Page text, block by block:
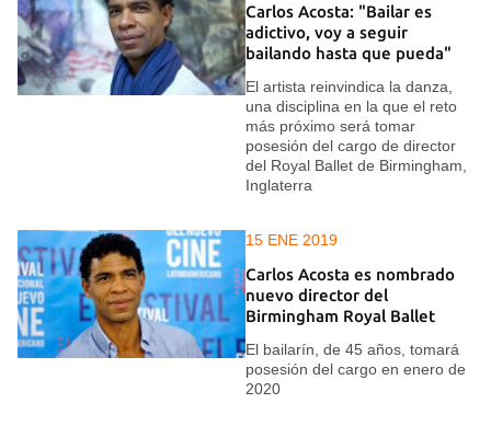
Carlos Acosta: "Bailar es
adictivo, voy a seguir
bailando hasta que pueda"
El artista reinvindica la danza,
una disciplina en la que el reto
más próximo será tomar
posesión del cargo de director
del Royal Ballet de Birmingham,
Inglaterra
15 ENE 2019
Carlos Acosta es nombrado
nuevo director del
Birmingham Royal Ballet
El bailarín, de 45 años, tomará
posesión del cargo en enero de
2020